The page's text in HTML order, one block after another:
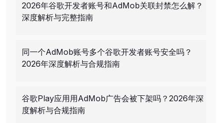
2026年谷歌开发者账号和AdMob关联封禁怎么解？
深度解析与完整指南
同一个AdMob账号多个谷歌开发者账号安全吗？
2026年深度解析与合规指南
谷歌Play应用用AdMob广告会被下架吗？2026年深
度解析与合规指南